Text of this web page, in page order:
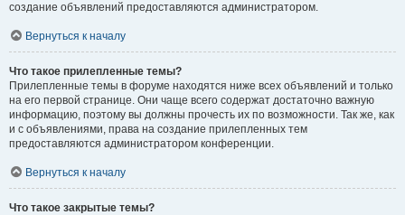
создание объявлений предоставляются администратором.
Вернуться к началу
Что такое прилепленные темы?
Прилепленные темы в форуме находятся ниже всех объявлений и только
на его первой странице. Они чаще всего содержат достаточно важную
информацию, поэтому вы должны прочесть их по возможности. Так же, как
и с объявлениями, права на создание прилепленных тем
предоставляются администратором конференции.
Вернуться к началу
Что такое закрытые темы?